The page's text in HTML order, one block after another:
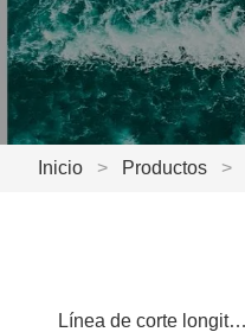
Inicio > Productos >
Línea de corte longitudinal